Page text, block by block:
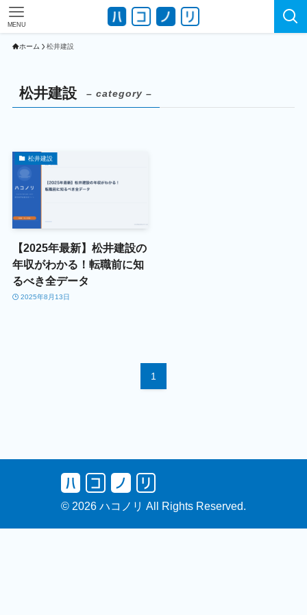
MENU
ホーム 松井建設
松井建設 – category –
松井建設
【2025年最新】松井建設の
年収がわかる！転職前に知
るべき全データ
2025年8月13日
1
© 2026 ハコノリ All Rights Reserved.